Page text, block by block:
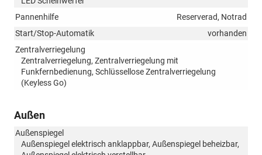
Pannenhilfe
Reserverad, Notrad
Start/Stop-Automatik
vorhanden
Zentralverriegelung
Zentralverriegelung, Zentralverriegelung mit
Funkfernbedienung, Schlüssellose Zentralverriegelung
(Keyless Go)
Außen
Außenspiegel
Außenspiegel elektrisch anklappbar, Außenspiegel beheizbar,